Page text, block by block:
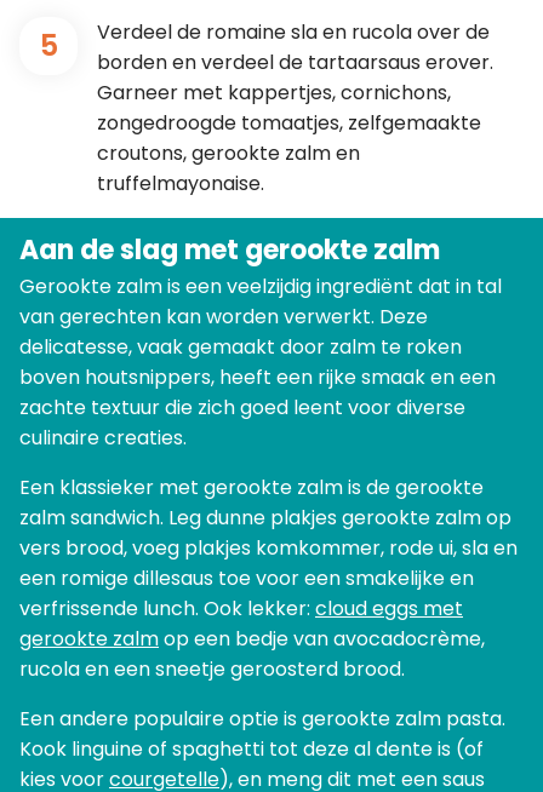
5
Verdeel de romaine sla en rucola over de
borden en verdeel de tartaarsaus erover.
Garneer met kappertjes, cornichons,
zongedroogde tomaatjes, zelfgemaakte
croutons, gerookte zalm en
truffelmayonaise.
Aan de slag met gerookte zalm
Gerookte zalm is een veelzijdig ingrediënt dat in tal
van gerechten kan worden verwerkt. Deze
delicatesse, vaak gemaakt door zalm te roken
boven houtsnippers, heeft een rijke smaak en een
zachte textuur die zich goed leent voor diverse
culinaire creaties.
Een klassieker met gerookte zalm is de gerookte
zalm sandwich. Leg dunne plakjes gerookte zalm op
vers brood, voeg plakjes komkommer, rode ui, sla en
een romige dillesaus toe voor een smakelijke en
verfrissende lunch. Ook lekker: cloud eggs met
gerookte zalmop een bedje van avocadocrème,
rucola en een sneetje geroosterd brood.
Een andere populaire optie is gerookte zalm pasta.
Kook linguine of spaghetti tot deze al dente is (of
kies voorcourgetelle), en meng dit met een saus